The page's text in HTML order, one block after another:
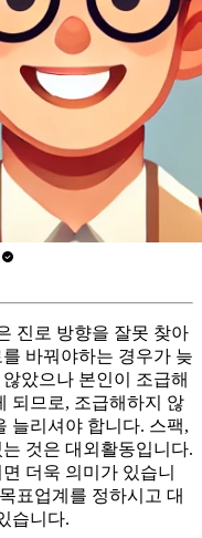
진로 방향을 잘못 찾아
바꿔야하는 경우가 늦
았으나 본인이 조급해
되므로, 조급해하지 않
늘리셔야 합니다. 스팩,
것은 대외활동입니다.
더욱 의미가 있습니
표업계를 정하시고 대
습니다.